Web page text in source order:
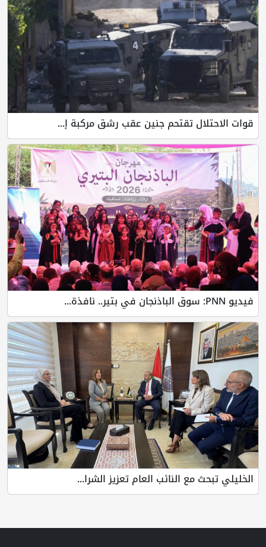
قوات الاحتلال تقتحم جنين عقب رشق مركبة إ...
فيديو PNN: سوق الباذنجان في بتير.. نافذة...
الخليلي تبحث مع النائب العام تعزيز الشرا...